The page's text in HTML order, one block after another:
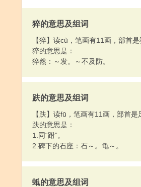
猝的意思及组词
【猝】读cù，笔画有11画，部首是
猝的意思是：
猝然：～发。～不及防。
趺的意思及组词
【趺】读fū，笔画有11画，部首是
趺的意思是：
1.同“跗”。
2.碑下的石座：石～。龟～。
蚳的意思及组词